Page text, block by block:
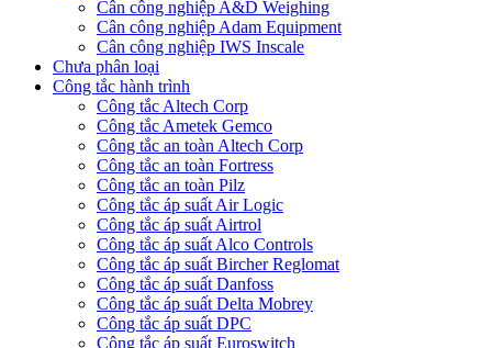
Cân công nghiệp A&D Weighing
Cân công nghiệp Adam Equipment
Cân công nghiệp IWS Inscale
Chưa phân loại
Công tắc hành trình
Công tắc Altech Corp
Công tắc Ametek Gemco
Công tắc an toàn Altech Corp
Công tắc an toàn Fortress
Công tắc an toàn Pilz
Công tắc áp suất Air Logic
Công tắc áp suất Airtrol
Công tắc áp suất Alco Controls
Công tắc áp suất Bircher Reglomat
Công tắc áp suất Danfoss
Công tắc áp suất Delta Mobrey
Công tắc áp suất DPC
Công tắc áp suất Euroswitch